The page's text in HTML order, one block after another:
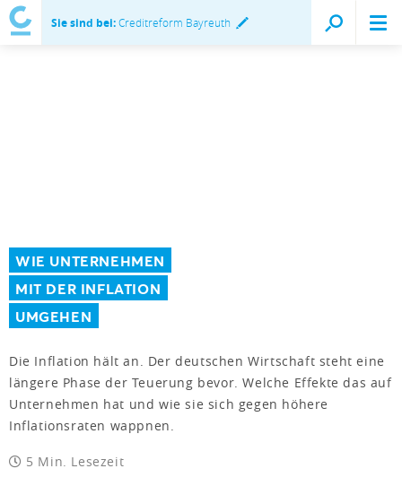
Sie sind bei:Creditreform Bayreuth
WIE UNTERNEHMEN
MIT DER INFLATION
UMGEHEN
Die Inflation hält an. Der deutschen Wirtschaft steht eine
längere Phase der Teuerung bevor. Welche Effekte das auf
Unternehmen hat und wie sie sich gegen höhere
Inflationsraten wappnen.
5 Min. Lesezeit